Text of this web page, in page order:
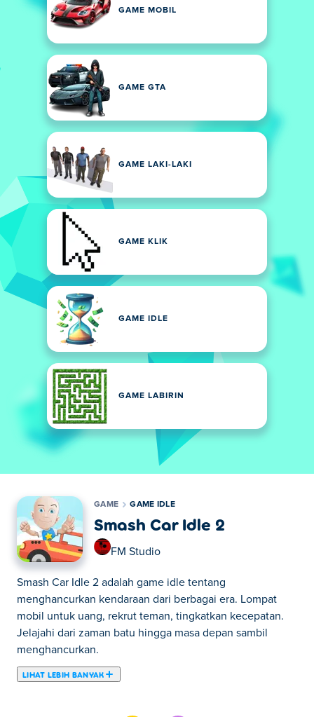
GAME MOBIL
GAME GTA
GAME LAKI-LAKI
GAME KLIK
GAME IDLE
GAME LABIRIN
GAME GAME IDLE
Smash Car Idle 2
FM Studio
Smash Car Idle 2 adalah game idle tentang
menghancurkan kendaraan dari berbagai era. Lompat
mobil untuk uang, rekrut teman, tingkatkan kecepatan.
Jelajahi dari zaman batu hingga masa depan sambil
menghancurkan.
LIHAT LEBIH BANYAK